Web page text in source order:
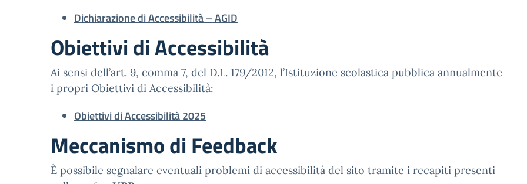
Dichiarazione di Accessibilità – AGID
Obiettivi di Accessibilità
Ai sensi dell’art. 9, comma 7, del D.L. 179/2012, l’Istituzione scolastica pubblica annualmente
i propri Obiettivi di Accessibilità:
Obiettivi di Accessibilità 2025
Meccanismo di Feedback
È possibile segnalare eventuali problemi di accessibilità del sito tramite i recapiti presenti